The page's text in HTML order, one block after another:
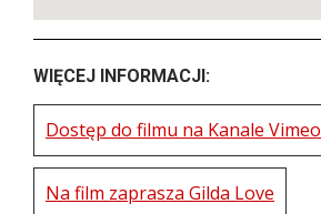
WIĘCEJ INFORMACJI:
Dostęp do filmu na Kanale Vimeo
Na film zaprasza Gilda Love